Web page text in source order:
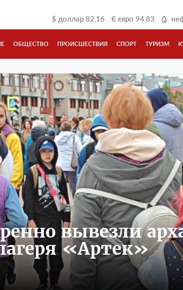
$ доллар 82,16 € евро 94,83
ОБЩЕСТВО ПРОИСШЕСТВИЯ СПОРТ ТУРИЗМ
вывезли
«Артек»